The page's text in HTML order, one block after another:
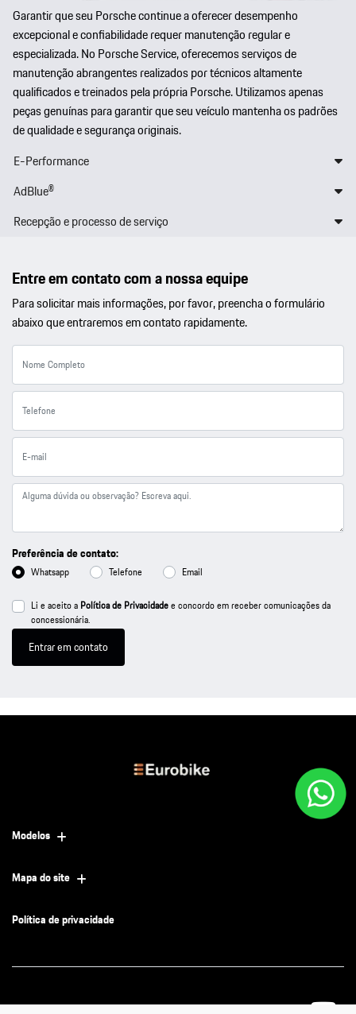
Garantir que seu Porsche continue a oferecer desempenho
excepcional e confiabilidade requer manutenção regular e
especializada. No Porsche Service, oferecemos serviços de
manutenção abrangentes realizados por técnicos altamente
qualificados e treinados pela própria Porsche. Utilizamos apenas
peças genuínas para garantir que seu veículo mantenha os padrões
de qualidade e segurança originais.
E-Performance
AdBlue®
Recepção e processo de serviço
Entre em contato com a nossa equipe
Para solicitar mais informações, por favor, preencha o formulário
abaixo que entraremos em contato rapidamente.
Preferência de contato:
Whatsapp Telefone Email
Li e aceito a Política de Privacidadee concordo em receber comunicações da
concessionária.
Entrar em contato
Modelos
Mapa do site
Política de privacidade